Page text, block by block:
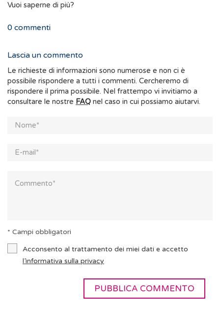
Vuoi saperne di più?
0 commenti
Lascia un commento
Le richieste di informazioni sono numerose e non ci è
possibile rispondere a tutti i commenti. Cercheremo di
rispondere il prima possibile. Nel frattempo vi invitiamo a
consultare le nostre FAQ nel caso in cui possiamo aiutarvi.
* Campi obbligatori
Acconsento al trattamento dei miei dati e accetto
l’informativa sulla privacy